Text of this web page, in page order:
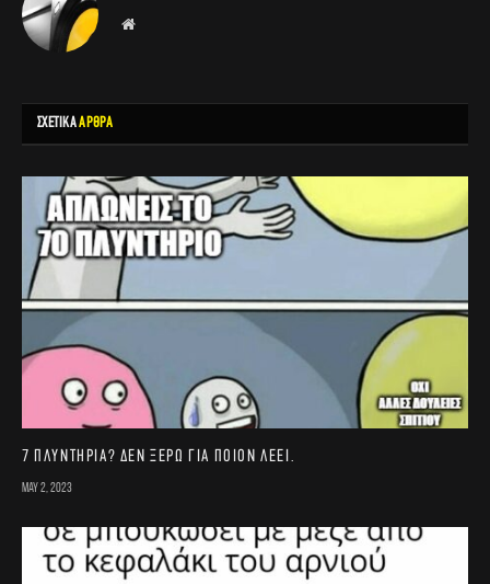
Website
ΣΧΕΤΙΚΑΑΡΘΡΑ
7 πλυντήρια? Δεν ξέρω για ποιον λέει.
May 2, 2023